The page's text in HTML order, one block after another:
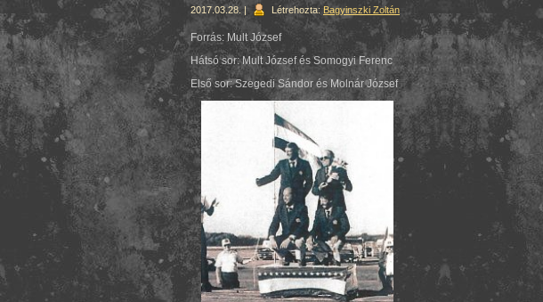
2017.03.28. | Létrehozta: Bagyinszki Zoltán
Forrás: Mult József
Hátsó sor: Mult József és Somogyi Ferenc
Első sor: Szegedi Sándor és Molnár József